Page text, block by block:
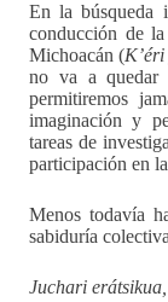
En la búsqueda
conducción de
Michoacán (
no va a quedar
permitiremos
imaginación y
tareas de
participación en
Menos todavía
sabiduría
Juchari